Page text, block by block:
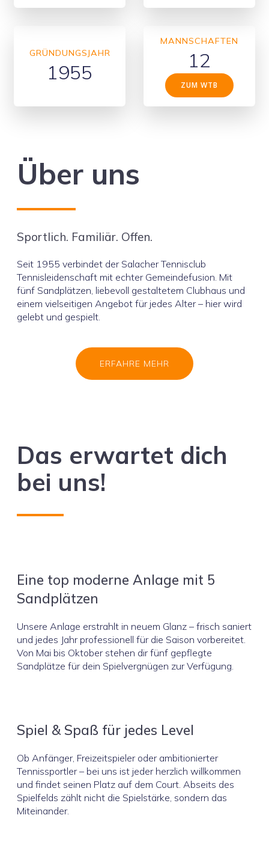
GRÜNDUNGSJAHR
1955
MANNSCHAFTEN
12
ZUM WTB
Über uns
Sportlich. Familiär. Offen.
Seit 1955 verbindet der Salacher Tennisclub
Tennisleidenschaft mit echter Gemeindefusion. Mit
fünf Sandplätzen, liebevoll gestaltetem Clubhaus und
einem vielseitigen Angebot für jedes Alter – hier wird
gelebt und gespielt.
ERFAHRE MEHR
Das erwartet dich
bei uns!
Eine top moderne Anlage mit 5
Sandplätzen
Unsere Anlage erstrahlt in neuem Glanz – frisch saniert
und jedes Jahr professionell für die Saison vorbereitet.
Von Mai bis Oktober stehen dir fünf gepflegte
Sandplätze für dein Spielvergnügen zur Verfügung.
Spiel & Spaß für jedes Level
Ob Anfänger, Freizeitspieler oder ambitionierter
Tennissportler – bei uns ist jeder herzlich willkommen
und findet seinen Platz auf dem Court. Abseits des
Spielfelds zählt nicht die Spielstärke, sondern das
Miteinander.